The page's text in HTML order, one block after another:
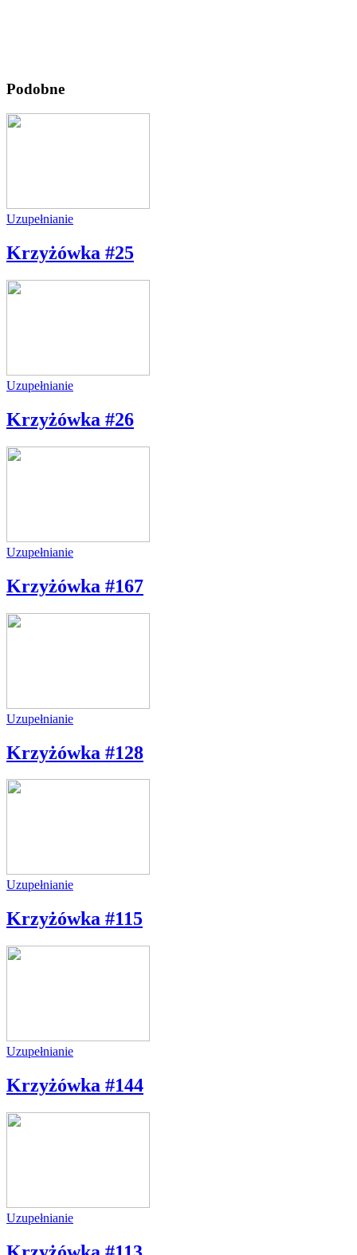
Podobne
Uzupełnianie
Krzyżówka #25
Uzupełnianie
Krzyżówka #26
Uzupełnianie
Krzyżówka #167
Uzupełnianie
Krzyżówka #128
Uzupełnianie
Krzyżówka #115
Uzupełnianie
Krzyżówka #144
Uzupełnianie